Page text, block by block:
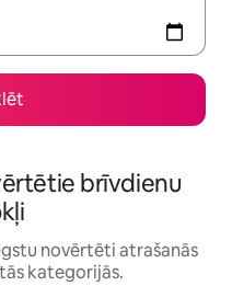
brīvdienu
novērtēti atrašanās
kategorijās.